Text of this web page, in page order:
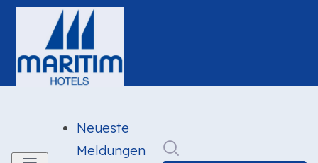
Neueste
Meldungen